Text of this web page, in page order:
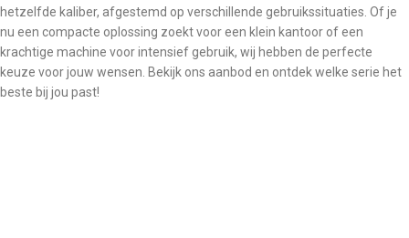
hetzelfde kaliber, afgestemd op verschillende gebruikssituaties. Of je
nu een compacte oplossing zoekt voor een klein kantoor of een
krachtige machine voor intensief gebruik, wij hebben de perfecte
keuze voor jouw wensen. Bekijk ons aanbod en ontdek welke serie het
beste bij jou past!